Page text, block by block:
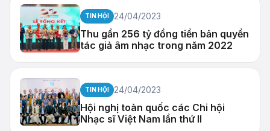
TIN HỘI 24/04/2023
Thu gần 256 tỷ đồng tiền bản quyền
tác giả âm nhạc trong năm 2022
TIN HỘI 24/04/2023
Hội nghị toàn quốc các Chi hội
Nhạc sĩ Việt Nam lần thứ II